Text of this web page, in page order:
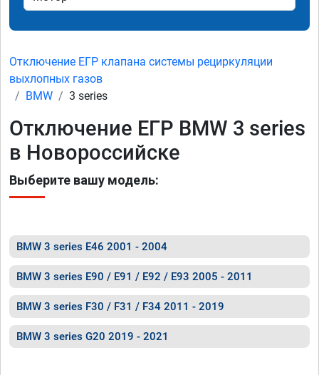
Отключение ЕГР клапана системы рециркуляции
выхлопных газов
BMW
3 series
Отключение ЕГР BMW 3 series
в Новороссийске
Выберите вашу модель:
BMW 3 series E46 2001 - 2004
BMW 3 series E90 / E91 / E92 / E93 2005 - 2011
BMW 3 series F30 / F31 / F34 2011 - 2019
BMW 3 series G20 2019 - 2021